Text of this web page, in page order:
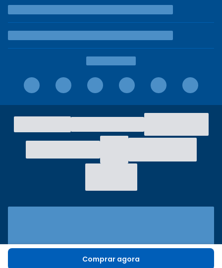
Comprar agora